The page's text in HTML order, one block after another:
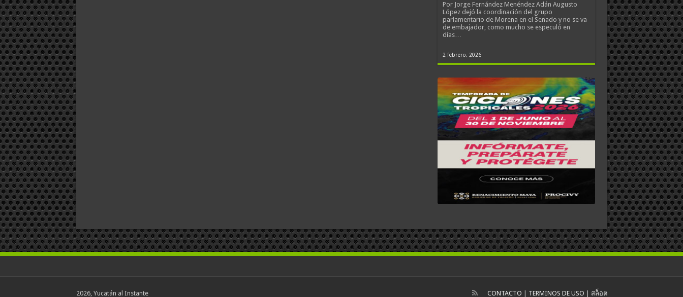
Por Jorge Fernández Menéndez Adán Augusto
López dejó la coordinación del grupo
parlamentario de Morena en el Senado y no se va
de embajador, como mucho se especuló en
días…
2 febrero, 2026
CONTACTO TERMINOS DE USO สล็อต
2026, Yucatán al Instante